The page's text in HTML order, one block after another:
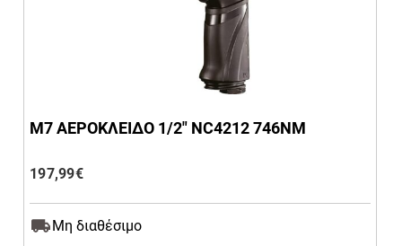
M7 ΑΕΡΟΚΛΕΙΔΟ 1/2″ NC4212 746ΝΜ
197,99€
Μη διαθέσιμο